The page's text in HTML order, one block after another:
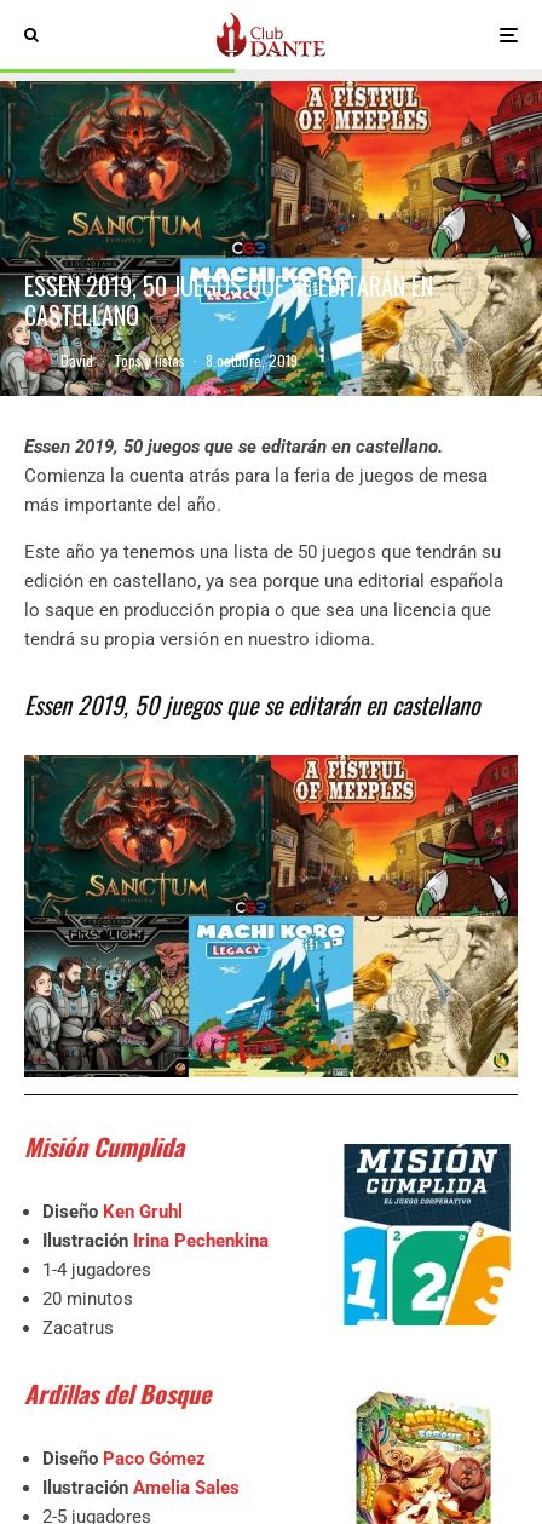
ESSEN 2019, 50 JUEGOS QUE SE EDITARÁN EN
CASTELLANO
David · Tops y listas · 8 octubre, 2019
Essen 2019, 50 juegos que se editarán en castellano.
Comienza la cuenta atrás para la feria de juegos de mesa
más importante del año.
Este año ya tenemos una lista de 50 juegos que tendrán su
edición en castellano, ya sea porque una editorial española
lo saque en producción propia o que sea una licencia que
tendrá su propia versión en nuestro idioma.
Essen 2019, 50 juegos que se editarán en castellano
Misión Cumplida
Diseño Ken Gruhl
Ilustración Irina Pechenkina
1-4 jugadores
20 minutos
Zacatrus
Ardillas del Bosque
Diseño Paco Gómez
Ilustración Amelia Sales
2-5 jugadores